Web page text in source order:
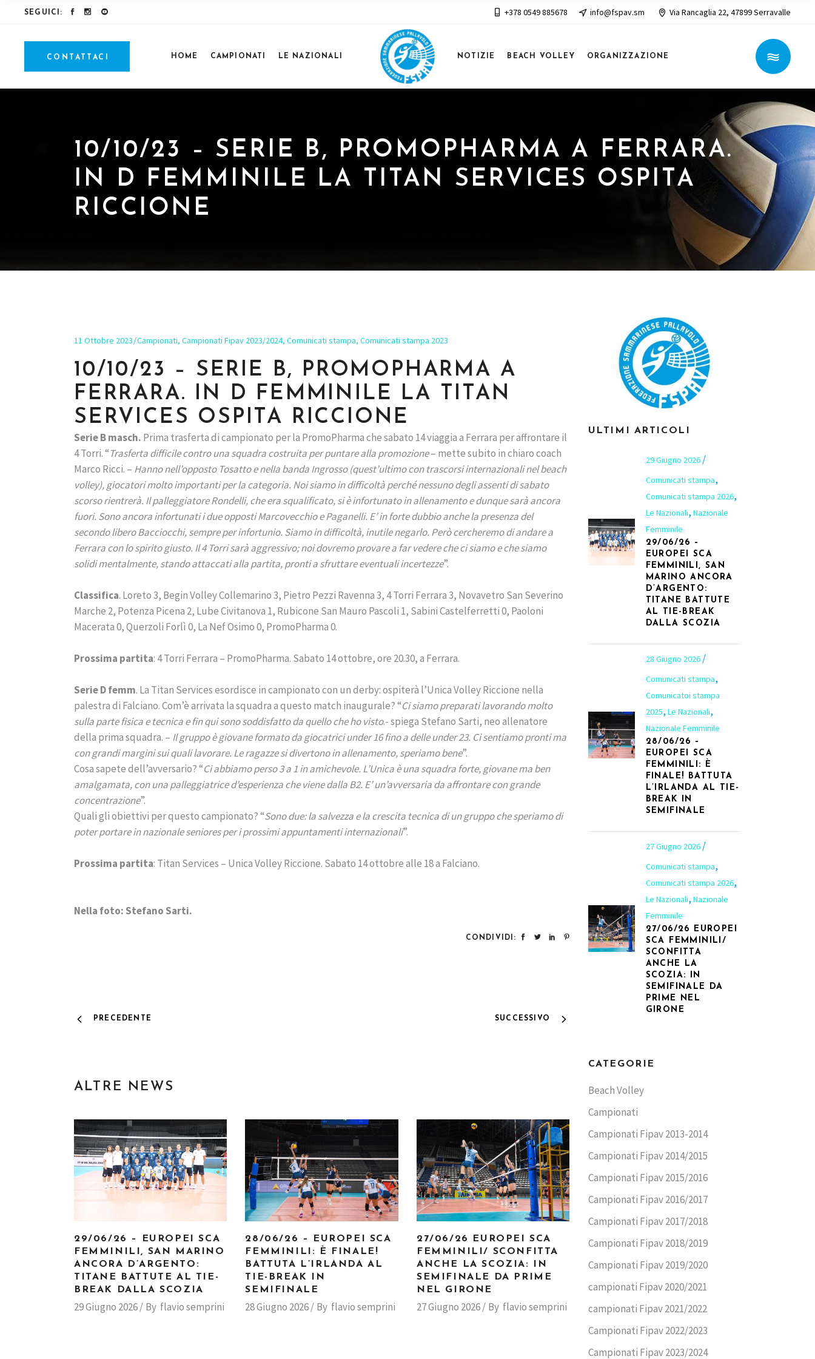
SEGUICI: +378 0549 885678 info@fspav.sm Via Rancaglia 22, 47899 Serravalle
CONTATTACI HOME CAMPIONATI LE NAZIONALI NOTIZIE BEACH VOLLEY ORGANIZZAZIONE
10/10/23 – SERIE B, PROMOPHARMA A FERRARA.
IN D FEMMINILE LA TITAN SERVICES OSPITA
RICCIONE
11 Ottobre 2023 Campionati, Campionati Fipav 2023/2024, Comunicati stampa, Comunicati stampa 2023
10/10/23 – SERIE B, PROMOPHARMA A
FERRARA. IN D FEMMINILE LA TITAN
SERVICES OSPITA RICCIONE
Serie B masch. Prima trasferta di campionato per la PromoPharma che sabato 14 viaggia a Ferrara per affrontare il
4 Torri. “Trasferta difficile contro una squadra costruita per puntare alla promozione– mette subito in chiaro coach
Marco Ricci. – Hanno nell’opposto Tosatto e nelIa banda Ingrosso (quest’ultimo con trascorsi internazionali nel beach
volley), giocatori molto importanti per la categoria. Noi siamo in difficoltà perché nessuno degli assenti di sabato
scorso rientrerà. Il palleggiatore Rondelli, che era squalificato, si è infortunato in allenamento e dunque sarà ancora
fuori. Sono ancora infortunati i due opposti Marcovecchio e Paganelli. E’ in forte dubbio anche la presenza del
secondo libero Bacciocchi, sempre per infortunio. Siamo in difficoltà, inutile negarlo. Però cercheremo di andare a
Ferrara con lo spirito giusto. Il 4 Torri sarà aggressivo; noi dovremo provare a far vedere che ci siamo e che siamo
solidi mentalmente, stando attaccati alla partita, pronti a sfruttare eventuali incertezze”.
Classifica. Loreto 3, Begin Volley Collemarino 3, Pietro Pezzi Ravenna 3, 4 Torri Ferrara 3, Novavetro San Severino
Marche 2, Potenza Picena 2, Lube Civitanova 1, Rubicone San Mauro Pascoli 1, Sabini Castelferretti 0, Paoloni
Macerata 0, Querzoli Forlì 0, La Nef Osimo 0, PromoPharma 0.
Prossima partita: 4 Torri Ferrara – PromoPharma. Sabato 14 ottobre, ore 20.30, a Ferrara.
Serie D femm. La Titan Services esordisce in campionato con un derby: ospiterà l’Unica Volley Riccione nella
palestra di Falciano. Com’è arrivata la squadra a questo match inaugurale? “Ci siamo preparati lavorando molto
sulla parte fisica e tecnica e fin qui sono soddisfatto da quello che ho visto.- spiega Stefano Sarti, neo allenatore
della prima squadra. – Il gruppo è giovane formato da giocatrici under 16 fino a delle under 23. Ci sentiamo pronti ma
con grandi margini sui quali lavorare. Le ragazze si divertono in allenamento, speriamo bene”.
Cosa sapete dell’avversario? “Ci abbiamo perso 3 a 1 in amichevole. L’Unica è una squadra forte, giovane ma ben
amalgamata, con una palleggiatrice d’esperienza che viene dalla B2. E’ un’avversaria da affrontare con grande
concentrazione”.
Quali gli obiettivi per questo campionato? “Sono due: la salvezza e la crescita tecnica di un gruppo che speriamo di
poter portare in nazionale seniores per i prossimi appuntamenti internazionali”.
Prossima partita: Titan Services – Unica Volley Riccione. Sabato 14 ottobre alle 18 a Falciano.
Nella foto: Stefano Sarti.
CONDIVIDI:
PRECEDENTE SUCCESSIVO
ALTRE NEWS
29/06/26 – EUROPEI SCA
FEMMINILI, SAN MARINO
ANCORA D’ARGENTO:
TITANE BATTUTE AL TIE-
BREAK DALLA SCOZIA
29 Giugno 2026 By flavio semprini
28/06/26 – EUROPEI SCA
FEMMINILI: È FINALE!
BATTUTA L’IRLANDA AL
TIE-BREAK IN
SEMIFINALE
28 Giugno 2026 By flavio semprini
27/06/26 EUROPEI SCA
FEMMINILI/ SCONFITTA
ANCHE LA SCOZIA: IN
SEMIFINALE DA PRIME
NEL GIRONE
27 Giugno 2026 By flavio semprini
ULTIMI ARTICOLI
29 Giugno 2026
Comunicati stampa,
Comunicati stampa 2026,
Le Nazionali, Nazionale
Femminile
29/06/26 –
EUROPEI SCA
FEMMINILI, SAN
MARINO ANCORA
D’ARGENTO:
TITANE BATTUTE
AL TIE-BREAK
DALLA SCOZIA
28 Giugno 2026
Comunicati stampa,
Comunicatoi stampa
2025, Le Nazionali,
Nazionale Femminile
28/06/26 –
EUROPEI SCA
FEMMINILI: È
FINALE! BATTUTA
L’IRLANDA AL TIE-
BREAK IN
SEMIFINALE
27 Giugno 2026
Comunicati stampa,
Comunicati stampa 2026,
Le Nazionali, Nazionale
Femminile
27/06/26 EUROPEI
SCA FEMMINILI/
SCONFITTA
ANCHE LA
SCOZIA: IN
SEMIFINALE DA
PRIME NEL
GIRONE
CATEGORIE
Beach Volley
Campionati
Campionati Fipav 2013-2014
Campionati Fipav 2014/2015
Campionati Fipav 2015/2016
Campionati Fipav 2016/2017
Campionati Fipav 2017/2018
Campionati Fipav 2018/2019
Campionati Fipav 2019/2020
campionati Fipav 2020/2021
campionati Fipav 2021/2022
Campionati Fipav 2022/2023
Campionati Fipav 2023/2024